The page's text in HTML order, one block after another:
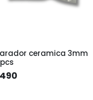
ceramica 3mm